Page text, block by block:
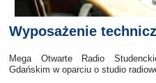
Wyposażenie
Mega Otwarte Radio
Gdańskim w oparciu o studio